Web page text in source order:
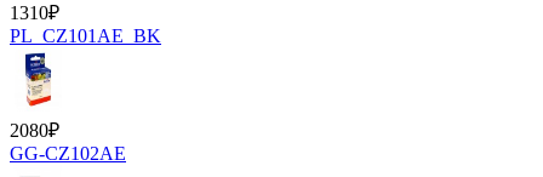
1310₽
PL_CZ101AE_BK
2080₽
GG-CZ102AE